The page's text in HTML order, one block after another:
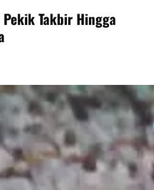
Pekik Takbir Hingga